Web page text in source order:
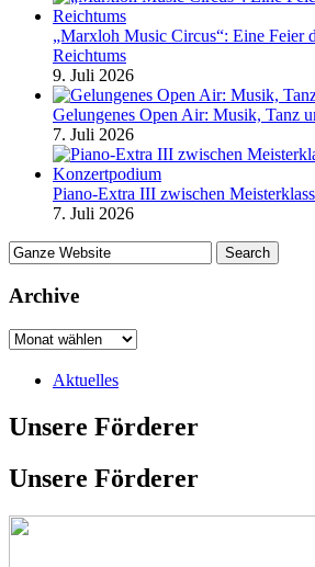
„Marxloh Music Circus“: Eine Feier
Reichtums
9. Juli 2026
Gelungenes Open Air: Musik, Tanz
7. Juli 2026
Piano-Extra III zwischen
7. Juli 2026
Archive
Aktuelles
Unsere Förderer
Unsere Förderer